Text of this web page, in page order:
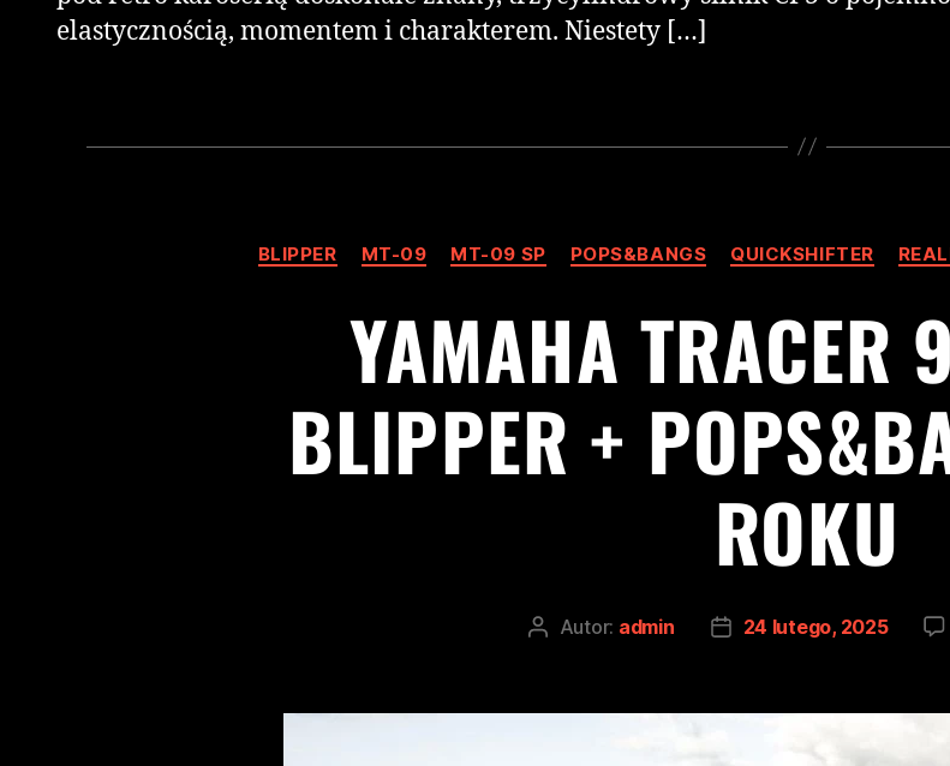
elastycznością, momentem i charakterem. Niestety […]
BLIPPER MT-09 MT-09 SP POPS&BANGS QUICKSHIFTER
YAMAHA TRACER
BLIPPER +
ROKU
Autor: admin 24 lutego, 2025